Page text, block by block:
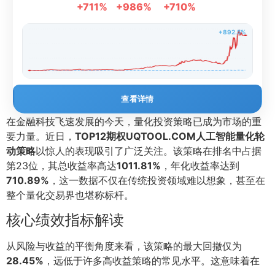
+711% +986% +710%
+892.5%
查看详情
在金融科技飞速发展的今天，量化投资策略已成为市场的重
要力量。近日， TOP12期权UQTOOL.COM人工智能量化轮
动策略以惊人的表现吸引了广泛关注。该策略在排名中占据
第23位，其总收益率高达1011.81% ，年化收益率达到
710.89% ，这一数据不仅在传统投资领域难以想象，甚至在
整个量化交易界也堪称标杆。
核心绩效指标解读
从风险与收益的平衡角度来看，该策略的最大回撤仅为
28.45% ，远低于许多高收益策略的常见水平。这意味着在